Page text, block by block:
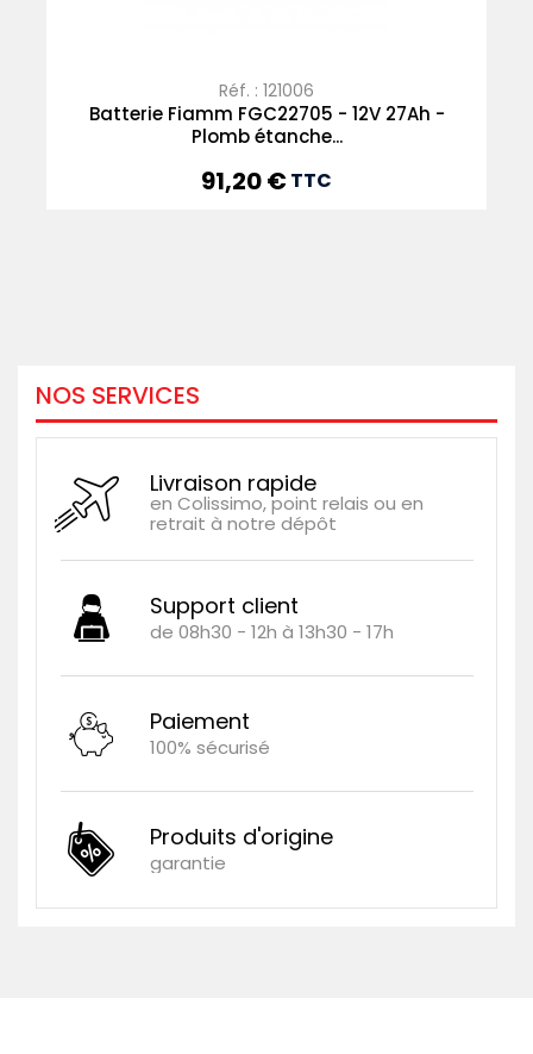
Réf. : 121006
Batterie Fiamm FGC22705 - 12V 27Ah -
Plomb étanche...
Prix
91,20 €TTC
NOS SERVICES
Livraison rapide
en Colissimo, point relais ou en
retrait à notre dépôt
Support client
de 08h30 - 12h à 13h30 - 17h
Paiement
100% sécurisé
Produits d'origine
garantie